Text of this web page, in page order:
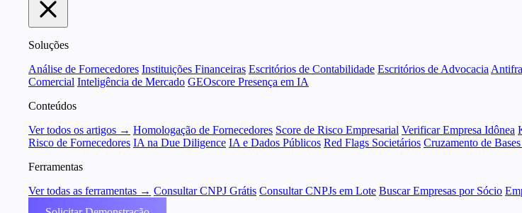
Soluções
Análise de Fornecedores Instituições Financeiras Escritórios de Contabilidade Escritórios de Advocacia
Comercial Inteligência de Mercado GEOscore Presença em IA
Conteúdos
Ver todos os artigos → Homologação de Fornecedores Score de Risco Empresarial Verificar Empresa Idônea
Risco de Fornecedores IA na Due Diligence IA e Dados Públicos Red Flags Societários Cruzamento de
Ferramentas
Ver todas as ferramentas → Consultar CNPJ Grátis Consultar CNPJs em Lote Buscar Empresas por Sócio